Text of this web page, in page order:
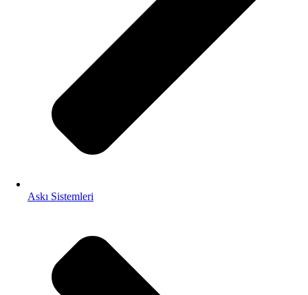
Askı Sistemleri